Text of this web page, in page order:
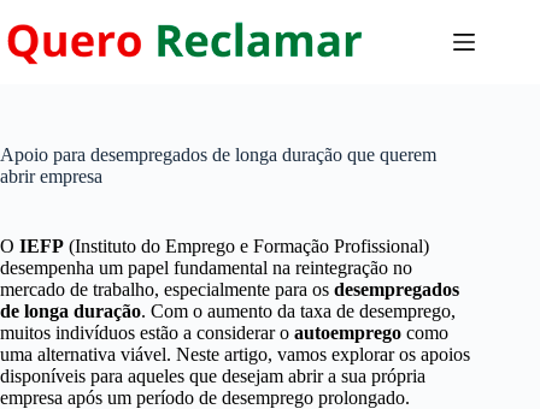
para
o
Apoio para desempregados de longa duração que querem
abrir empresa
O IEFP (Instituto do Emprego e Formação Profissional)
desempenha um papel fundamental na reintegração no
mercado de trabalho, especialmente para os desempregados
de longa duração. Com o aumento da taxa de desemprego,
muitos indivíduos estão a considerar o autoemprego como
uma alternativa viável. Neste artigo, vamos explorar os apoios
disponíveis para aqueles que desejam abrir a sua própria
empresa após um período de desemprego prolongado.